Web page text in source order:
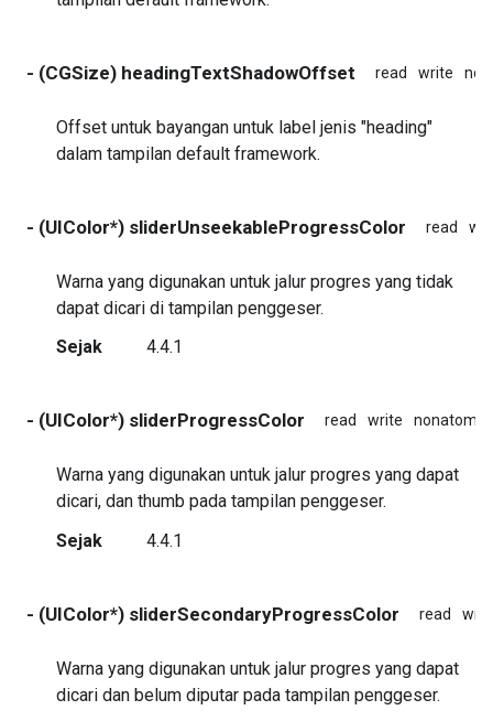
- (CGSize) headingTextShadowOffset read write
Offset untuk bayangan untuk label jenis "heading"
dalam tampilan default framework.
- (UIColor*) sliderUnseekableProgressColor read
Warna yang digunakan untuk jalur progres yang tidak
dapat dicari di tampilan penggeser.
Sejak
4.4.1
- (UIColor*) sliderProgressColor read write nonatomic
Warna yang digunakan untuk jalur progres yang dapat
dicari, dan thumb pada tampilan penggeser.
Sejak
4.4.1
- (UIColor*) sliderSecondaryProgressColor read
Warna yang digunakan untuk jalur progres yang dapat
dicari dan belum diputar pada tampilan penggeser.